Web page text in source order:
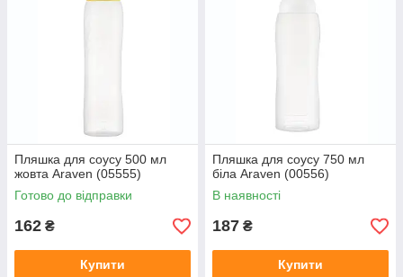
Пляшка для соусу 500 мл
жовта Araven (05555)
Готово до відправки
162 ₴
Купити
Пляшка для соусу 750 мл
біла Araven (00556)
В наявності
187 ₴
Купити